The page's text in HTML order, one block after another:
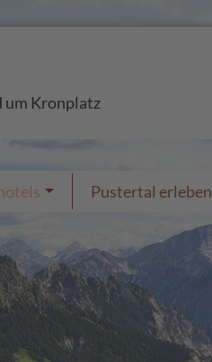
um Kronplatz
Pustertal erleben